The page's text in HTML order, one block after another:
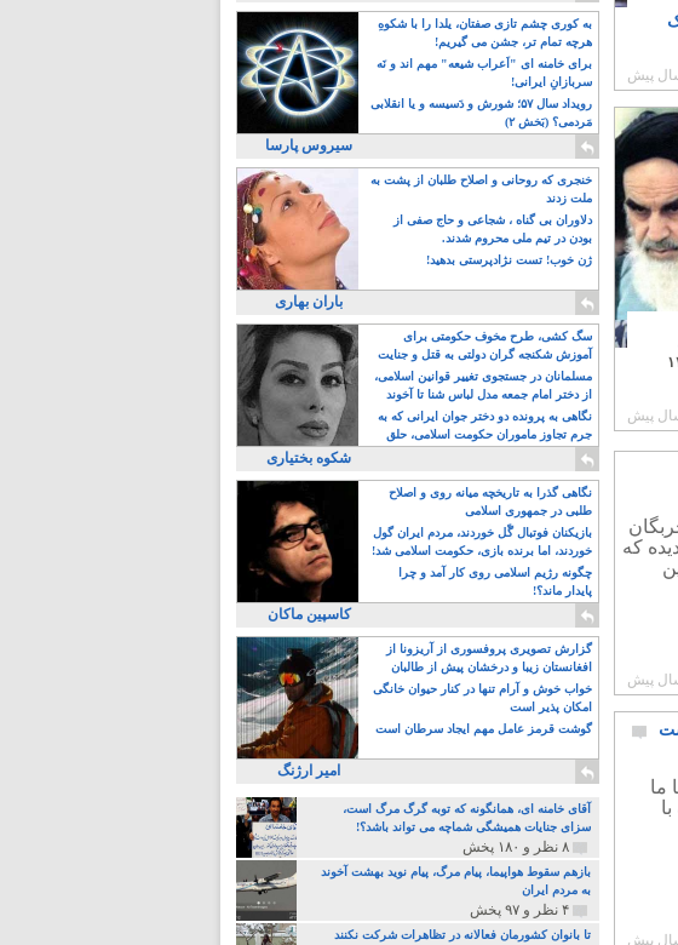
که
ما
به کوری چشم تازی صفتان، یلدا را با شکوهِ
هرچه تمام تر، جشن می گیریم!
برای خامنه ای "اَعراب شیعه" مهم اند و نَه
سربازانِ ایرانی!
رویداد سال ۵۷؛ شورش و دَسیسه و یا انقلابی
مَردمی؟ (بَخش ۲)
سیروس پارسا
خنجری که روحانی و اصلاح طلبان از پشت به
ملت زدند
دلاوران بی گناه ، شجاعی و حاج صفی از
بودن در تیم ملی محروم شدند.
ژن خوب! تست نژادپرستی بدهید!
باران بهاری
سگ کشی، طرح مخوف حکومتی برای
آموزش شکنجه گران دولتی به قتل و جنایت
بیشتر
مسلمانان در جستجوی تغییر قوانین اسلامی،
از دختر امام جمعه مدل لباس شنا تا آخوند
مسلمان همجنسگرا!
نگاهی به پرونده دو دختر جوان ایرانی که به
جرم تجاوز ماموران حکومت اسلامی، حلق
آویز شدند!
شکوه بختیاری
نگاهی گذرا به تاریخچه میانه روی و اصلاح
طلبی در جمهوری اسلامی
بازیکنان فوتبال گًل خوردند، مردم ایران گول
خوردند، اما برنده بازی، حکومت اسلامی شد!
چگونه رژیم اسلامی روی کار آمد و چرا
پایدار ماند؟!
کاسپین ماکان
گزارش تصویری پروفسوری از آریزونا از
افغانستان زیبا و درخشان پیش از طالبان
خواب خوش و آرام تنها در کنار حیوان خانگی
امکان پذیر است
گوشت قرمز عامل مهم ایجاد سرطان است
امیر ارژنگ
آقای خامنه ای، همانگونه که توبه گرگ مرگ است،
سزای جنایات همیشگی شماچه می تواند باشد؟!
۸ نظر و ۱۸۰ پخش
بازهم سقوط هواپیما، پیام مرگ، پیام نوید بهشت آخوند
به مردم ایران
۴ نظر و ۹۷ پخش
تا بانوان کشورمان فعالانه در تظاهرات شرکت نکنند